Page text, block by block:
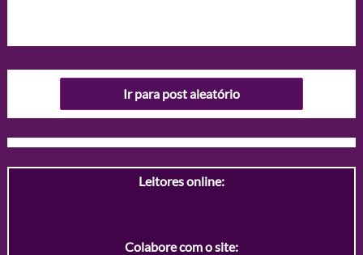
Ir para post aleatório
Leitores online:
Colabore com o site: